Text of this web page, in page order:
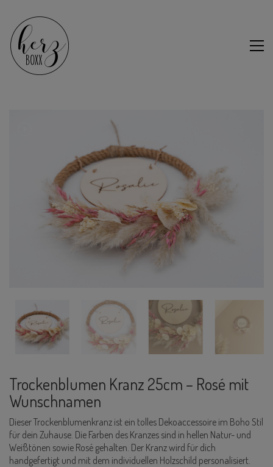
Trockenblumen Kranz 25cm – Rosé mit
Wunschnamen
Dieser Trockenblumenkranz ist ein tolles Dekoaccessoire im Boho Stil
für dein Zuhause. Die Farben des Kranzes sind in hellen Natur- und
Weißtönen sowie Rosé gehalten. Der Kranz wird für dich
handgefertigt und mit dem individuellen Holzschild personalisiert.